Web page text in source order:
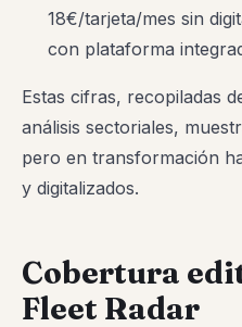
18€/tarjeta/mes sin
con plataforma
Estas cifras, recopiladas
análisis sectoriales,
pero en transformación
y digitalizados.
Cobertura
Fleet Radar